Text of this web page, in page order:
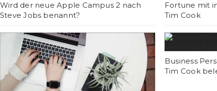
Wird der neue Apple Campus 2 nach
Steve Jobs benannt?
Fortune mit
Tim Cook
Business
Tim Cook